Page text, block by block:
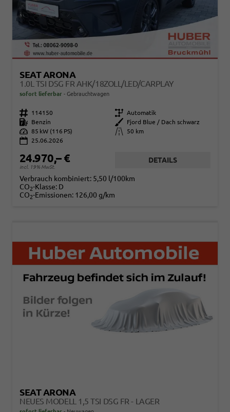
SEAT ARONA
1.0L TSI DSG FR AHK/18ZOLL/LED/CARPLAY
sofort lieferbar Gebrauchtwagen
Fahrzeugnr. 114150 Getriebe Automatik
Kraftstoff
Benzin Außenfarbe
Fjord Blue / Dach schwarz
Leistung 85 kW (116 PS) Kilometerstand
50 km
25.06.2026
24.970,– €
incl. 19% MwSt.
DETAILS
Verbrauch kombiniert: 5,50 l/100km
CO2-Klasse: D
CO2-Emissionen: 126,00 g/km
SEAT ARONA
NEUES MODELL 1,5 TSI DSG FR - LAGER